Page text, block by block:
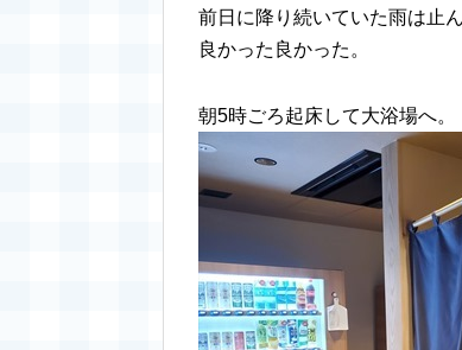
前日に降り続いていた雨は止
良かった良かった。
朝5時ごろ起床して大浴場へ。